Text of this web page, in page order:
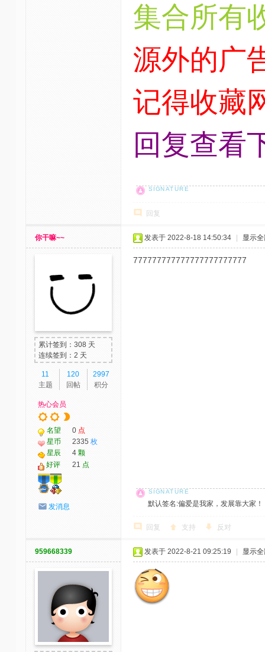
集合所有
源外的广
记得收藏
回复查看
回复
你干嘛~~
累计签到：308 天
连续签到：2 天
11
主题
120
回帖
2997
积分
热心会员
名望 0 点
星币
2335 枚
星辰
4 颗
好评
21 点
发消息
发表于 2022-8-18 14:50:34 显示
777777777777777777777777
默认签名:偏爱是我家，发展靠大家
回复 支持 反对
959668339 发表于 2022-8-21 09:25:19 显示